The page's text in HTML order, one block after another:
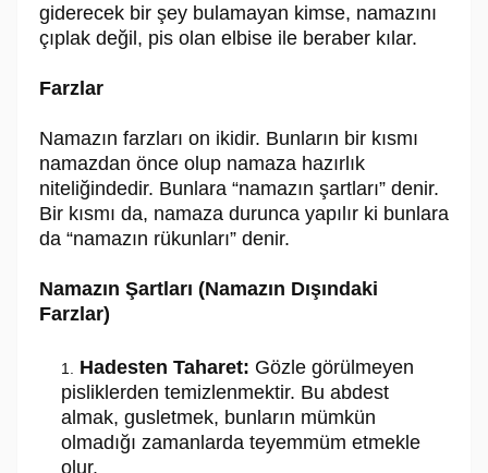
giderecek bir şey bulamayan kimse, namazını
çıplak değil, pis olan elbise ile beraber kılar.
Farzlar
Namazın farzları on ikidir. Bunların bir kısmı
namazdan önce olup namaza hazırlık
niteliğindedir. Bunlara “namazın şartları” denir.
Bir kısmı da, namaza durunca yapılır ki bunlara
da “namazın rükunları” denir.
Namazın Şartları (Namazın Dışındaki
Farzlar)
Hadesten Taharet: Gözle görülmeyen
pisliklerden temizlenmektir. Bu abdest
almak, gusletmek, bunların mümkün
olmadığı zamanlarda teyemmüm etmekle
olur.